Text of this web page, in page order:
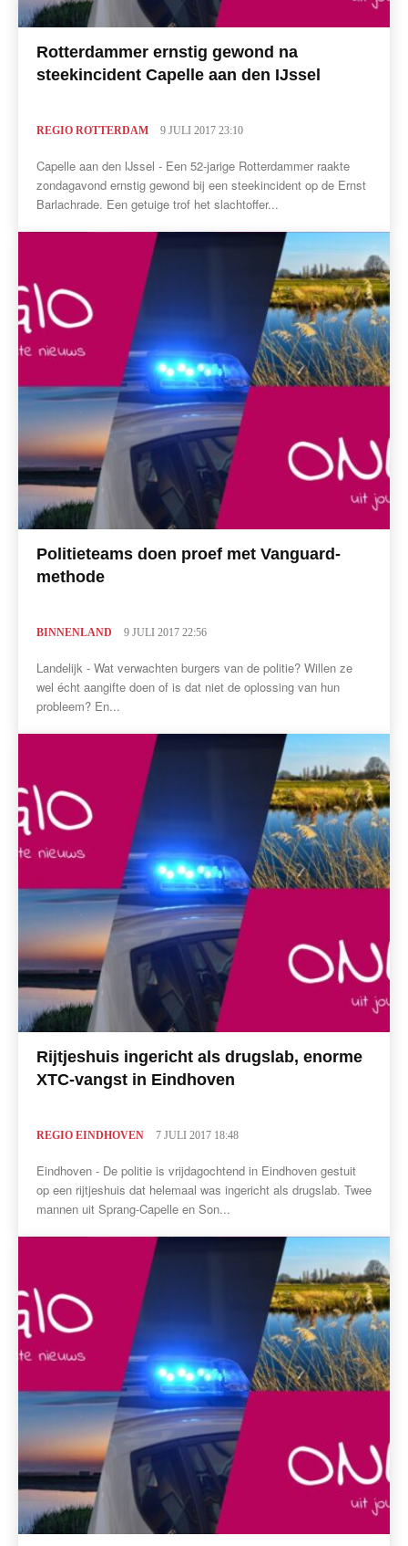
Rotterdammer ernstig gewond na
steekincident Capelle aan den IJssel
REGIO ROTTERDAM 9 JULI 2017 23:10
Capelle aan den IJssel - Een 52-jarige Rotterdammer raakte
zondagavond ernstig gewond bij een steekincident op de Ernst
Barlachrade. Een getuige trof het slachtoffer...
Politieteams doen proef met Vanguard-
methode
BINNENLAND 9 JULI 2017 22:56
Landelijk - Wat verwachten burgers van de politie? Willen ze
wel écht aangifte doen of is dat niet de oplossing van hun
probleem? En...
Rijtjeshuis ingericht als drugslab, enorme
XTC-vangst in Eindhoven
REGIO EINDHOVEN 7 JULI 2017 18:48
Eindhoven - De politie is vrijdagochtend in Eindhoven gestuit
op een rijtjeshuis dat helemaal was ingericht als drugslab. Twee
mannen uit Sprang-Capelle en Son...